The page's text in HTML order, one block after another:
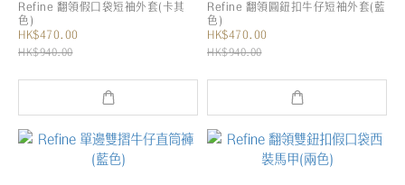
Refine 翻領假口袋短袖外套(卡其
色)
HK$470.00
HK$940.00
Refine 翻領圓鈕扣牛仔短袖外套(藍
色)
HK$470.00
HK$940.00